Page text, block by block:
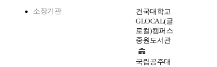
소장기관
건국대학교
GLOCAL(글
로컬)캠퍼스
중원도서관
국립공주대